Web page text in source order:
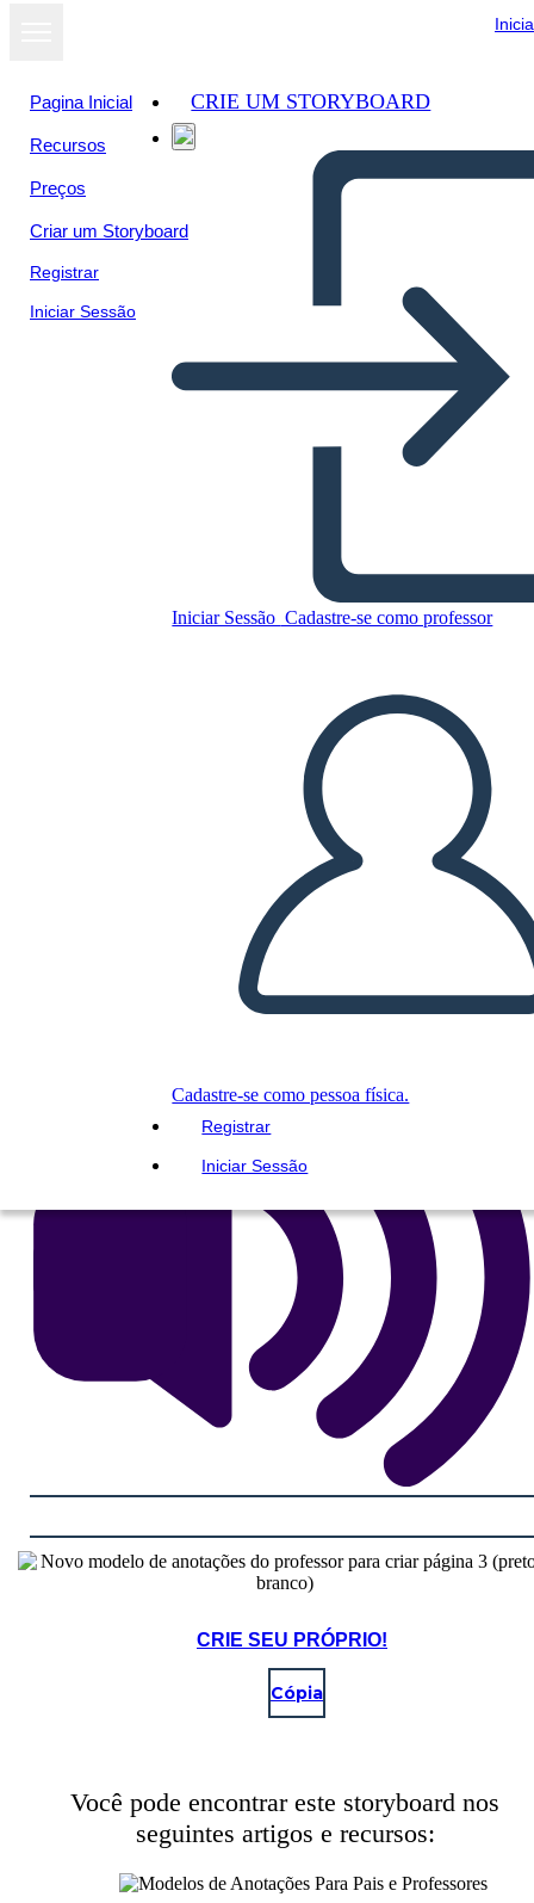
Pagina Inicial
Recursos
Preços
Criar um Storyboard
Registrar
Iniciar Sessão
CRIE UM STORYBOARD
Iniciar Sessão Cadastre-se como professor
Cadastre-se como pessoa física.
Registrar
Iniciar Sessão
Novo modelo de anotações do
professor para criar página 3
(preto e branco)
Copie este storyboard
CRIAR UM STORYBOARD
REPRODUZIR APRESENTAÇÃO DE SLIDES
LEIA PRA MIM
CRIE SEU PRÓPRIO!
Cópia
Você pode encontrar este storyboard nos
seguintes artigos e recursos: